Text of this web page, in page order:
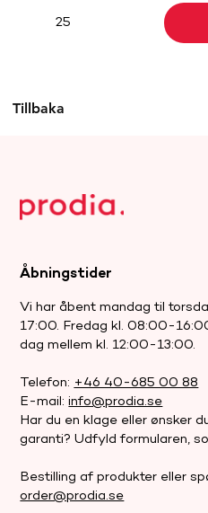
25
Tillbaka
Åbningstider
Vi har åbent mandag til
17:00. Fredag kl. 08:00-
dag mellem kl. 12:00-13:00.
Telefon: +46 40-685 00 88
E-mail:info@prodia.se
Har du en klage eller ønsker
garanti? Udfyld formularen,
Bestilling af produkter eller
order@prodia.se